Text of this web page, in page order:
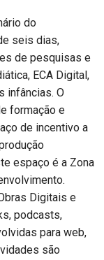
do
seis dias,
de pesquisas e
ECA Digital,
infâncias. O
formação e
de incentivo a
espaço é a Zona
Digitais e
podcasts,
para web,
são